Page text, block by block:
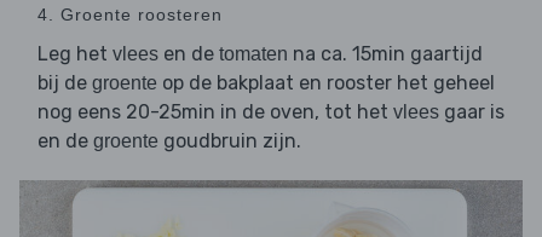
4. Groente roosteren
Leg het vlees en de tomaten na ca. 15min gaartijd
bij de groente op de bakplaat en rooster het geheel
nog eens 20-25min in de oven, tot het vlees gaar is
en de groente goudbruin zijn.